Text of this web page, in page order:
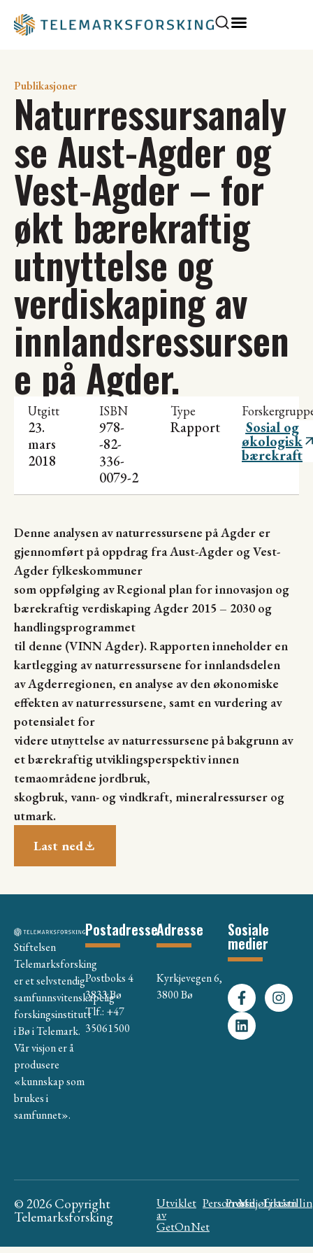
Publikasjoner
Naturressursanaly
se Aust-Agder og
Vest-Agder – for
økt bærekraftig
utnyttelse og
verdiskaping av
innlandsressursen
e på Agder.
Utgitt
23.
mars
2018
ISBN
978-
-82-
336-
0079-2
Type
Rapport Sosial og
økologisk
bærekraft
Denne analysen av naturressursene på Agder er
gjennomført på oppdrag fra Aust-Agder og Vest-
Agder fylkeskommuner
som oppfølging av Regional plan for innovasjon og
bærekraftig verdiskaping Agder 2015 – 2030 og
handlingsprogrammet
til denne (VINN Agder). Rapporten inneholder en
kartlegging av naturressursene for innlandsdelen
av Agderregionen, en analyse av den økonomiske
effekten av naturressursene, samt en vurdering av
potensialet for
videre utnyttelse av naturressursene på bakgrunn av
et bærekraftig utviklingsperspektiv innen
temaområdene jordbruk,
skogbruk, vann- og vindkraft, mineralressurser og
utmark.
Last ned
Stiftelsen
Telemarksforsking
er et selvstendig
samfunnsvitenskapelig
forskingsinstitutt
i Bø i Telemark.
Vår visjon er å
produsere
«kunnskap som
brukes i
samfunnet».
Postadresse
Postboks 4
3833 Bø
Tlf.: +47
35061500
Adresse
Kyrkjevegen 6,
3800 Bø
Sosiale
medier
© 2026 Copyright
Telemarksforsking
Utviklet
av
GetOnNet
Personvern
Presse
Miljøfyrtårn